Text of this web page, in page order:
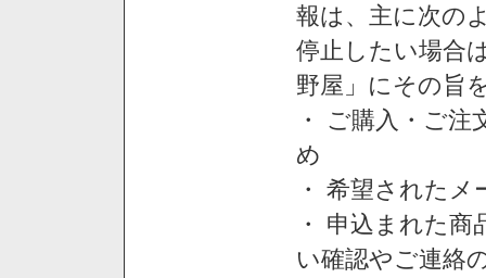
報は、主に次の
停止したい場合
野屋」にその旨
・ ご購入・ご
め
・ 希望された
・ 申込まれた
い確認やご連絡